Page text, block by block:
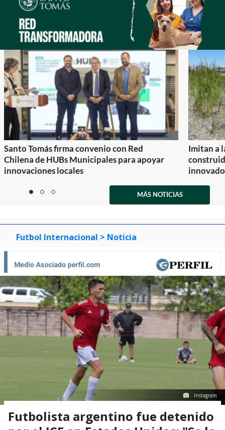
Santo Tomás firma convenio con Red
Chilena de HUBs Municipales para apoyar
innovaciones locales
Imitan a
itemitemitem
MÁS NOTICIAS
Futbol Internacional > Noticia
Instagram
Futbolista argentino fue detenido